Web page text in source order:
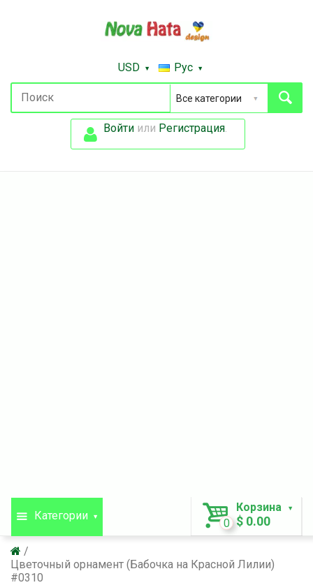
USD Рус
Войти или Регистрация
Категории
Корзина
0 $ 0.00
Цветочный орнамент (Бабочка на Красной Лилии)
#0310